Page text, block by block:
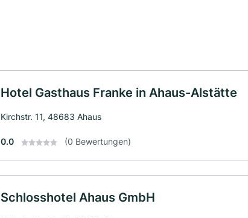
Hotel Gasthaus Franke in Ahaus-Alstätte
Kirchstr. 11, 48683 Ahaus
0.0 (0 Bewertungen)
Schlosshotel Ahaus GmbH